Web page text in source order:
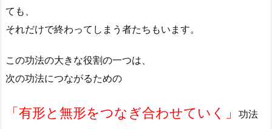
ても、
それだけで終わってしまう者たちもいます。
この功法の大きな役割の一つは、
次の功法につながるための
「有形と無形をつなぎ合わせていく」
功法